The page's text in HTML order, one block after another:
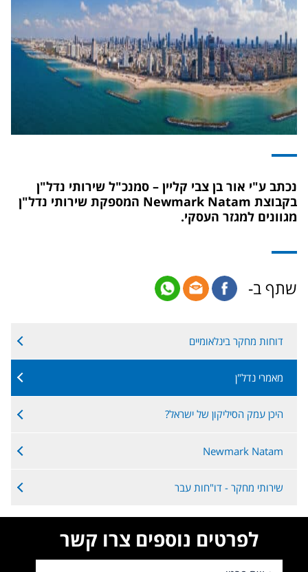
נכתב ע"י אור בן צבי קליין – סמנכ"ל שירותי נדל"ן
בקבוצת Newmark Natam המספקת שירותי נדל"ן
מגוונים למגזר העסקי.
שתף ב-
דוחות מחקר בינלאומיים
מאמרי נדל"ן
היכן עמק הסיליקון של ישראל?
Newmark Natam
שירותי מחקר - דו"חות עבר
לפרטים נוספים צרו קשר